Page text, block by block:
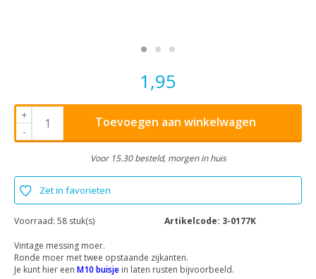
1,95
+
-
Toevoegen aan winkelwagen
Voor 15.30 besteld, morgen in huis
Zet in favorieten
Voorraad: 58 stuk(s) Artikelcode: 3-0177K
Vintage messing moer.
Ronde moer met twee opstaande zijkanten.
Je kunt hier een M10 buisje in laten rusten bijvoorbeeld.